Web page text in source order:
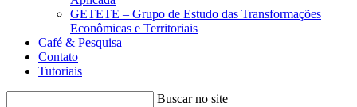
GETETE – Grupo de Estudo das Transformações
Econômicas e Territoriais
Café & Pesquisa
Contato
Tutoriais
Buscar no site